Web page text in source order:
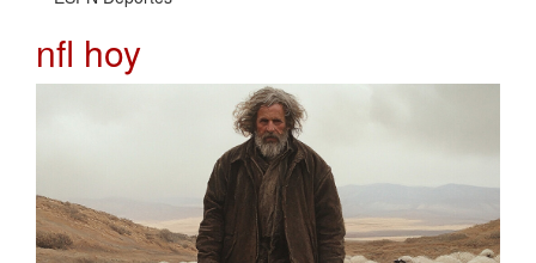
nfl hoy